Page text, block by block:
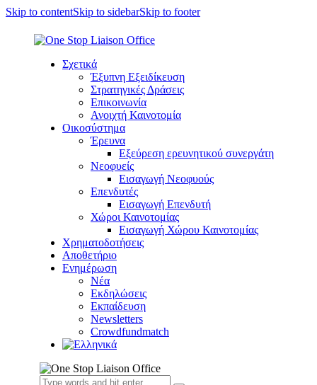
Skip to contentSkip to sidebarSkip to footer
Σχετικά
Έξυπνη Εξειδίκευση
Στρατηγικές Δράσεις
Επικοινωνία
Ανοιχτή Καινοτομία
Οικοσύστημα
Έρευνα
Εξεύρεση ερευνητικού συνεργάτη
Νεοφυείς
Εισαγωγή Νεοφυούς
Επενδυτές
Εισαγωγή Επενδυτή
Χώροι Καινοτομίας
Εισαγωγή Χώρου Καινοτομίας
Χρηματοδοτήσεις
Αποθετήριο
Ενημέρωση
Νέα
Εκδηλώσεις
Εκπαίδευση
Newsletters
Crowdfundmatch